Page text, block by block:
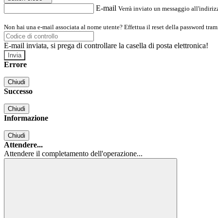
E-mail Verrà inviato un messaggio
Non hai una e-mail associata al nome utente? Effettua il reset della password
E-mail inviata, si prega di controllare la casella di posta elettronica!
Errore
Chiudi
Successo
Chiudi
Informazione
Chiudi
Attendere...
Attendere il completamento dell'operazione...